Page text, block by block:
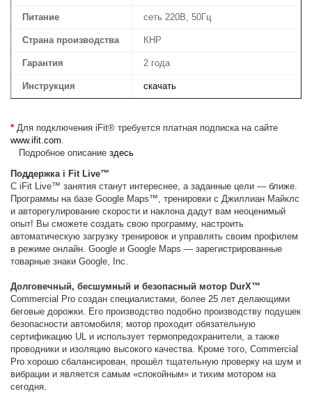
Питание сеть 220В, 50Гц
Страна производства КНР
Гарантия 2 года
Инструкция скачать
*Для подключения iFit® требуется платная подписка на сайте
www.ifit.com.
Подробное описаниездесь
Поддержка i Fit Live™
С iFit Live™ занятия станут интереснее, а заданные цели — ближе.
Программы на базе Google Maps™, тренировки с Джиллиан Майклс
и авторегулирование скорости и наклона дадут вам неоценимый
опыт! Вы сможете создать свою программу, настроить
автоматическую загрузку тренировок и управлять своим профилем
в режиме онлайн. Google и Google Maps — зарегистрированные
товарные знаки Google, Inc.
Долговечный, бесшумный и безопасный мотор DurX™
Commercial Pro создан специалистами, более 25 лет делающими
беговые дорожки. Его производство подобно производству подушек
безопасности автомобиля; мотор проходит обязательную
сертификацию UL и использует термопредохранители, а также
проводники и изоляцию высокого качества. Кроме того, Commercial
Pro хорошо сбалансирован, прошёл тщательную проверку на шум и
вибрации и является самым «спокойным» и тихим мотором на
сегодня.